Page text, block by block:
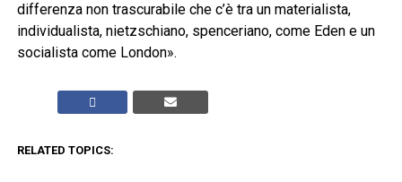
differenza non trascurabile che c’è tra un materialista,
individualista, nietzschiano, spenceriano, come Eden e un
socialista come London».
RELATED TOPICS: